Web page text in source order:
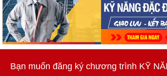
Bạn muốn đăng ký chương trình KỸ